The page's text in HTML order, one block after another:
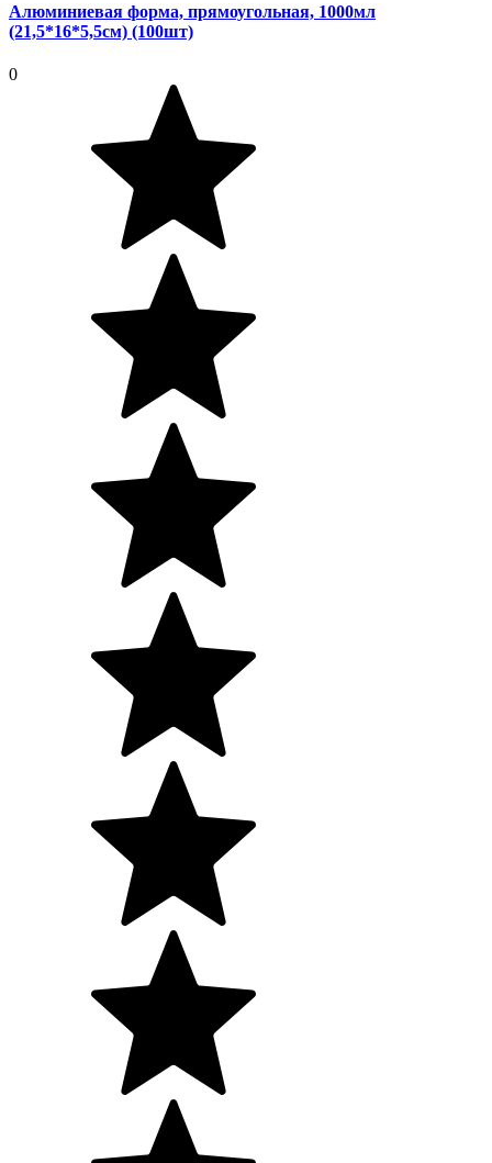
Алюминиевая форма, прямоугольная, 1000мл
(21,5*16*5,5см) (100шт)
0